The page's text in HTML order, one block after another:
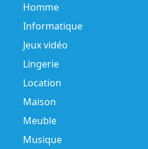
Homme
Informatique
Jeux vidéo
Lingerie
Location
Maison
Meuble
Musique